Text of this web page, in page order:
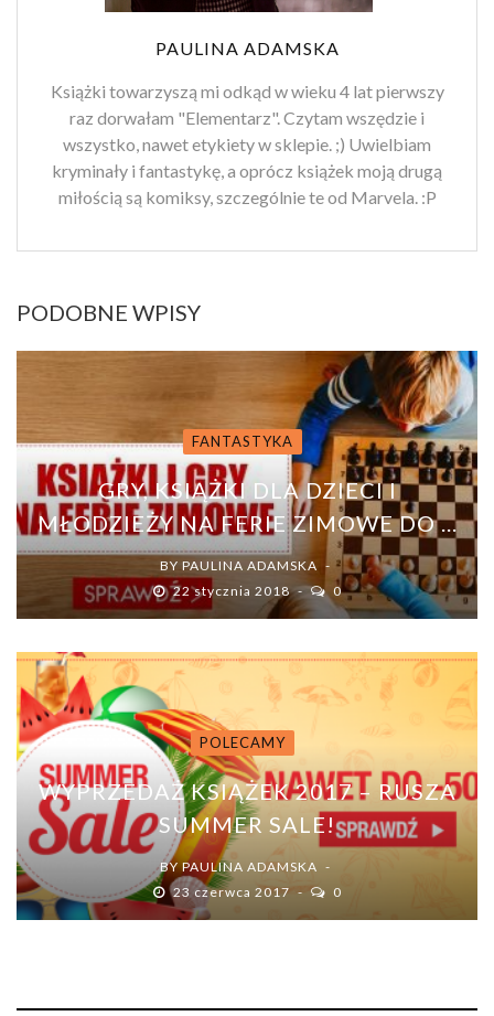
PAULINA ADAMSKA
Książki towarzyszą mi odkąd w wieku 4 lat pierwszy
raz dorwałam "Elementarz". Czytam wszędzie i
wszystko, nawet etykiety w sklepie. ;) Uwielbiam
kryminały i fantastykę, a oprócz książek moją drugą
miłością są komiksy, szczególnie te od Marvela. :P
PODOBNE WPISY
FANTASTYKA
GRY, KSIĄŻKI DLA DZIECI I
MŁODZIEŻY NA FERIE ZIMOWE DO ...
BY PAULINA ADAMSKA
22 stycznia 2018
0
POLECAMY
WYPRZEDAŻ KSIĄŻEK 2017 – RUSZA
SUMMER SALE!
BYPAULINA ADAMSKA
23 czerwca 2017
0